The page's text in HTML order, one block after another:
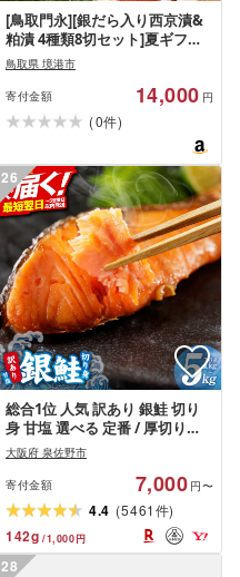
[鳥取門永][銀だら入り西京漬&
粕漬 4種類8切セット]夏ギフト
お中元 天然魚 漬魚[※出荷
元:Amazonの場合は、配送伝票
に依頼主記載なし※]
鳥取県 境港市
寄付金額 14,000 円
(0件)
26
総合1位 人気 訳あり 銀鮭 切り
身 甘塩 選べる 定番 / 厚切り
1kg〜5kg サイズ 不揃い 規格外
バター焼き 海鮮 魚介 鮭 朝食 お
弁当 おかず バラ凍結 簡単調理
5営業日 発送月 定期便 最短翌日
発送 大阪府 泉佐野市 送料無料
大阪府 泉佐野市
寄付金額 7,000 円〜
4.4 (5461件)
142g /1,000円
28